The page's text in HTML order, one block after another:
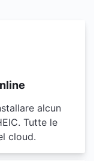
alcun
Tutte le
cloud.